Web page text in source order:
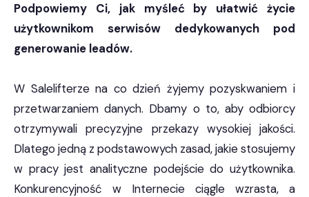
Podpowiemy Ci, jak myśleć by ułatwić życie
użytkownikom serwisów dedykowanych pod
generowanie leadów.
W Salelifterze na co dzień żyjemy pozyskwaniem i
przetwarzaniem danych. Dbamy o to, aby odbiorcy
otrzymywali precyzyjne przekazy wysokiej jakości.
Dlatego jedną z podstawowych zasad, jakie stosujemy
w pracy jest analityczne podejście do użytkownika.
Konkurencyjność w Internecie ciągle wzrasta, a